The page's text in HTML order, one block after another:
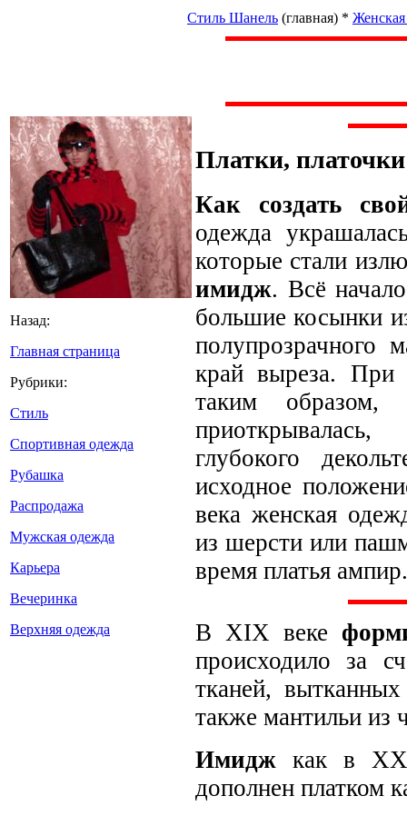
Стиль Шанель (главная) *
Назад:
Главная страница
Рубрики:
Стиль
Спортивная одежда
Рубашка
Распродажа
Мужская одежда
Карьера
Вечеринка
Верхняя одежда
Платки,
Как создать
одежда
которые стали
имидж. Всё
большие косынки
полупрозрачного
край выреза. При
таким
глубокого
исходное
века женская
из шерсти или
время платья ампир.
В XIX веке
происходило за
тканей,
также мантильи из
Имидж как в XX
дополнен платком